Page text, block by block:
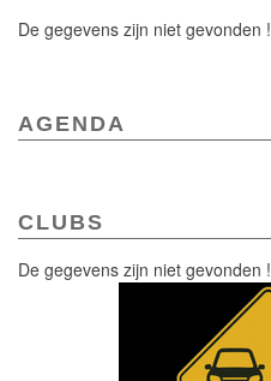
De gegevens zijn niet gevonden !
AGENDA
CLUBS
De gegevens zijn niet gevonden !